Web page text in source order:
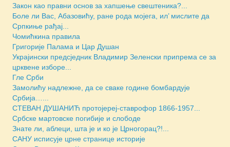
Закон као правни основ за хапшење свештеника?...
Боле ли Вас, Абазовићу, ране рода мојега, ил’ мислите да
Српкиње рађај...
Чомићкина правила
Григорије Палама и Цар Душан
Украјински предсједник Владимир Зеленски припрема се за
црквене изборе...
Гле Срби
Замолићу надлежне, да се сваке године бомбардује
Србија…...
СТЕВАН ДУШАНИЋ протојереј-ставрофор 1866-1957...
Србске мартовске погибије и слободе
Знате ли, аблеци, шта је и ко је Црногорац?!...
САНУ исписује црне странице историје